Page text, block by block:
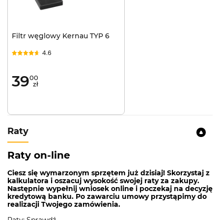
Maksymalny poziom hałasu:
Oświetlenie LED
Wymiary:
PRACA JAKO WYCIĄG LUB POCHŁANIACZ
trybie odprowadzania oparów do komina lub w
naszych okapów możemy zainstalować w sposób
zgodny z warunkami technicznymi naszej kuchni.
OŚWIETLENIE LED
Żarówki LED cechują się bardzo niskim zużyciem
energii, które ma pozytywny wpływ na nasz budżet
domowy oraz środowisko naturalne.
Filtr węglowy Kernau TYP 6
4.6
3900
zł
Raty
Raty on-line
Ciesz się wymarzonym sprzętem już dzisiaj! Skorzystaj z
kalkulatora i oszacuj wysokość swojej raty za zakupy.
Następnie wypełnij wniosek online i poczekaj na decyzję
kredytową banku. Po zawarciu umowy przystąpimy do
realizacji Twojego zamówienia.